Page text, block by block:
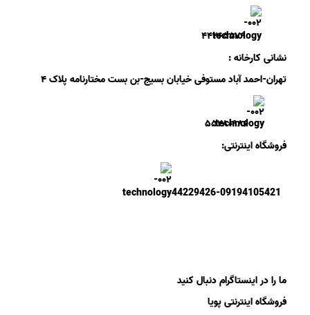
۴۴ ۲۶۵۵۷۹
نشانی کارخانه :
تهران-احمد آباد مستوفیخیابان بسیج-بن بستمختارنامهپلاک ۴
۵۵۲۸۰۹۸۶
فروشگاه اینترنتی:
44229426-09194105421
ما را در اینستاگرام دنبال کنید
فروشگاه اینترنتی پویا